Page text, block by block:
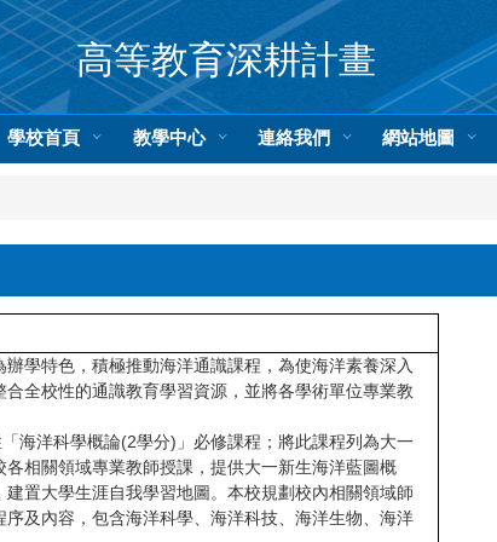
高等教育深耕計畫
學校首頁 教學中心 連絡我們 網站地圖
學特色，積極推動海洋通識課程，為使海洋素養深入
全校性的通識教育學習資源，並將各學術單位專業教
海洋科學概論(2學分) 」必修課程；將此課程列為大一
相關領域專業教師授課，提供大一新生海洋藍圖概
置大學生涯自我學習地圖。本校規劃校內相關領域師
及內容，包含海洋科學、海洋科技、海洋生物、海洋